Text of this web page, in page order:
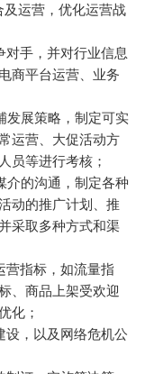
运营，优化运营战
对手，并对行业信息
商平台运营、业务
发展策略，制定可实
运营、大促活动方
员等进行考核；
介的沟通，制定各种
动的推广计划、推
采取多种方式和渠
营指标，如流量指
、商品上架受欢迎
化；
设，以及网络危机公